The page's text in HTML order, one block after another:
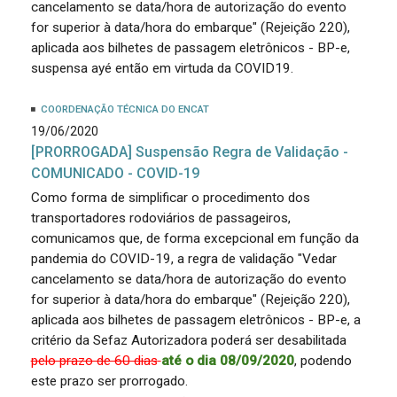
cancelamento se data/hora de autorização do evento
for superior à data/hora do embarque" (Rejeição 220),
aplicada aos bilhetes de passagem eletrônicos - BP-e,
suspensa ayé então em virtuda da COVID19.
COORDENAÇÃO TÉCNICA DO ENCAT
19/06/2020
[PRORROGADA] Suspensão Regra de Validação -
COMUNICADO - COVID-19
Como forma de simplificar o procedimento dos
transportadores rodoviários de passageiros,
comunicamos que, de forma excepcional em função da
pandemia do COVID-19, a regra de validação "Vedar
cancelamento se data/hora de autorização do evento
for superior à data/hora do embarque" (Rejeição 220),
aplicada aos bilhetes de passagem eletrônicos - BP-e, a
critério da Sefaz Autorizadora poderá ser desabilitada
pelo prazo de 60 dias até o dia 08/09/2020, podendo
este prazo ser prorrogado.